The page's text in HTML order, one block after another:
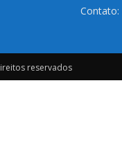
Contato:
reservados